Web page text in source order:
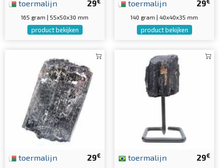
29
toermalijn
165 gram | 55x50x30 mm
product bekijken
29
toermalijn
140 gram | 40x40x35 mm
product bekijken
29€
toermalijn 29€
toermalijn